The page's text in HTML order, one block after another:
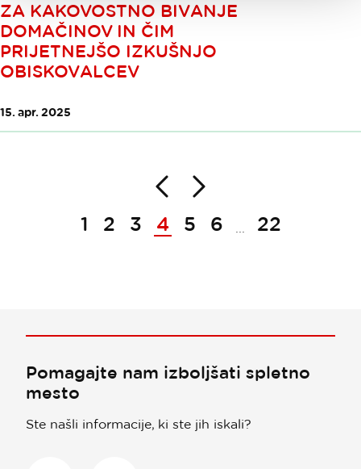
ZA KAKOVOSTNO BIVANJE
DOMAČINOV IN ČIM
PRIJETNEJŠO IZKUŠNJO
OBISKOVALCEV
15. apr. 2025
NazajNaprej
1
2 3 4 5 6 22
Pomagajte nam izboljšati spletno
mesto
Ste našli informacije, ki ste jih iskali?